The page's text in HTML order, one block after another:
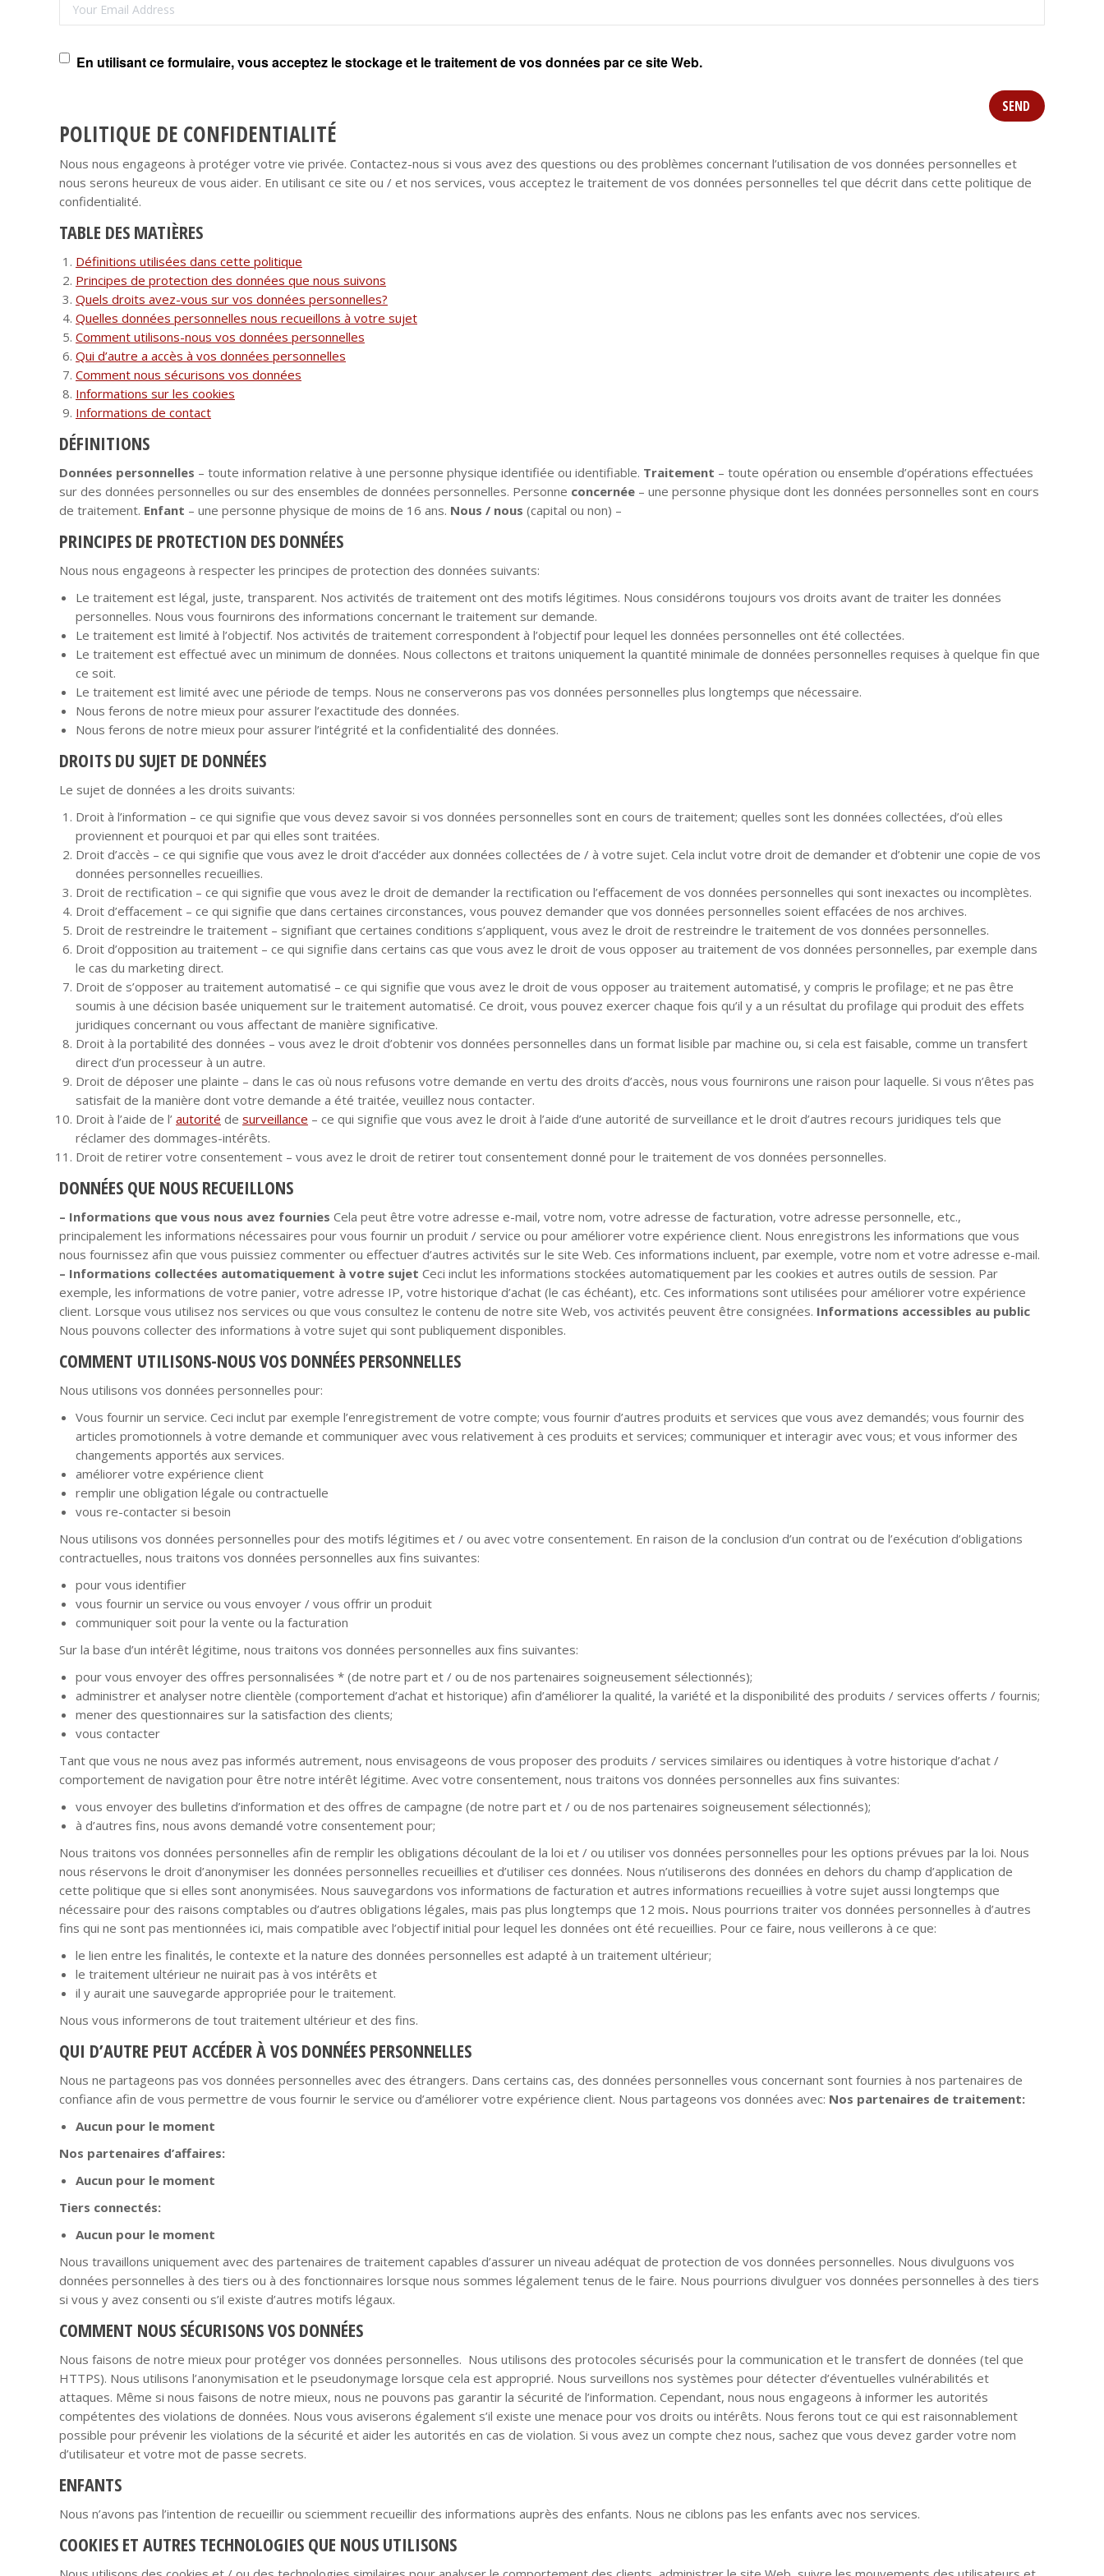
En utilisant ce formulaire, vous acceptez le stockage et le traitement de vos données par ce site Web.
POLITIQUE DE CONFIDENTIALITÉ
Nous nous engageons à protéger votre vie privée. Contactez-nous si vous avez des questions ou des problèmes concernant l’utilisation de vos données personnelles et
nous serons heureux de vous aider. En utilisant ce site ou / et nos services, vous acceptez le traitement de vos données personnelles tel que décrit dans cette politique de
confidentialité.
TABLE DES MATIÈRES
Définitions utilisées dans cette politique
Principes de protection des données que nous suivons
Quels droits avez-vous sur vos données personnelles?
Quelles données personnelles nous recueillons à votre sujet
Comment utilisons-nous vos données personnelles
Qui d’autre a accès à vos données personnelles
Comment nous sécurisons vos données
Informations sur les cookies
Informations de contact
DÉFINITIONS
Données personnelles – toute information relative à une personne physique identifiée ou identifiable. Traitement – toute opération ou ensemble d’opérations effectuées
sur des données personnelles ou sur des ensembles de données personnelles. Personne concernée – une personne physique dont les données personnelles sont en cours
de traitement. Enfant – une personne physique de moins de 16 ans. Nous / nous (capital ou non) –
PRINCIPES DE PROTECTION DES DONNÉES
Nous nous engageons à respecter les principes de protection des données suivants:
Le traitement est légal, juste, transparent. Nos activités de traitement ont des motifs légitimes. Nous considérons toujours vos droits avant de traiter les données
personnelles. Nous vous fournirons des informations concernant le traitement sur demande.
Le traitement est limité à l’objectif. Nos activités de traitement correspondent à l’objectif pour lequel les données personnelles ont été collectées.
Le traitement est effectué avec un minimum de données. Nous collectons et traitons uniquement la quantité minimale de données personnelles requises à quelque fin que
ce soit.
Le traitement est limité avec une période de temps. Nous ne conserverons pas vos données personnelles plus longtemps que nécessaire.
Nous ferons de notre mieux pour assurer l’exactitude des données.
Nous ferons de notre mieux pour assurer l’intégrité et la confidentialité des données.
DROITS DU SUJET DE DONNÉES
Le sujet de données a les droits suivants:
Droit à l’information – ce qui signifie que vous devez savoir si vos données personnelles sont en cours de traitement; quelles sont les données collectées, d’où elles
proviennent et pourquoi et par qui elles sont traitées.
Droit d’accès – ce qui signifie que vous avez le droit d’accéder aux données collectées de / à votre sujet. Cela inclut votre droit de demander et d’obtenir une copie de vos
données personnelles recueillies.
Droit de rectification – ce qui signifie que vous avez le droit de demander la rectification ou l’effacement de vos données personnelles qui sont inexactes ou incomplètes.
Droit d’effacement – ce qui signifie que dans certaines circonstances, vous pouvez demander que vos données personnelles soient effacées de nos archives.
Droit de restreindre le traitement – signifiant que certaines conditions s’appliquent, vous avez le droit de restreindre le traitement de vos données personnelles.
Droit d’opposition au traitement – ce qui signifie dans certains cas que vous avez le droit de vous opposer au traitement de vos données personnelles, par exemple dans
le cas du marketing direct.
Droit de s’opposer au traitement automatisé – ce qui signifie que vous avez le droit de vous opposer au traitement automatisé, y compris le profilage; et ne pas être
soumis à une décision basée uniquement sur le traitement automatisé. Ce droit, vous pouvez exercer chaque fois qu’il y a un résultat du profilage qui produit des effets
juridiques concernant ou vous affectant de manière significative.
Droit à la portabilité des données – vous avez le droit d’obtenir vos données personnelles dans un format lisible par machine ou, si cela est faisable, comme un transfert
direct d’un processeur à un autre.
Droit de déposer une plainte – dans le cas où nous refusons votre demande en vertu des droits d’accès, nous vous fournirons une raison pour laquelle. Si vous n’êtes pas
satisfait de la manière dont votre demande a été traitée, veuillez nous contacter.
Droit à l’aide de l’ autorité de surveillance – ce qui signifie que vous avez le droit à l’aide d’une autorité de surveillance et le droit d’autres recours juridiques tels que
réclamer des dommages-intérêts.
Droit de retirer votre consentement – vous avez le droit de retirer tout consentement donné pour le traitement de vos données personnelles.
DONNÉES QUE NOUS RECUEILLONS
– Informations que vous nous avez fournies Cela peut être votre adresse e-mail, votre nom, votre adresse de facturation, votre adresse personnelle, etc.,
principalement les informations nécessaires pour vous fournir un produit / service ou pour améliorer votre expérience client. Nous enregistrons les informations que vous
nous fournissez afin que vous puissiez commenter ou effectuer d’autres activités sur le site Web. Ces informations incluent, par exemple, votre nom et votre adresse e-mail.
– Informations collectées automatiquement à votre sujet Ceci inclut les informations stockées automatiquement par les cookies et autres outils de session. Par
exemple, les informations de votre panier, votre adresse IP, votre historique d’achat (le cas échéant), etc. Ces informations sont utilisées pour améliorer votre expérience
client. Lorsque vous utilisez nos services ou que vous consultez le contenu de notre site Web, vos activités peuvent être consignées. Informations accessibles au public
Nous pouvons collecter des informations à votre sujet qui sont publiquement disponibles.
COMMENT UTILISONS-NOUS VOS DONNÉES PERSONNELLES
Nous utilisons vos données personnelles pour:
Vous fournir un service. Ceci inclut par exemple l’enregistrement de votre compte; vous fournir d’autres produits et services que vous avez demandés; vous fournir des
articles promotionnels à votre demande et communiquer avec vous relativement à ces produits et services; communiquer et interagir avec vous; et vous informer des
changements apportés aux services.
améliorer votre expérience client
remplir une obligation légale ou contractuelle
vous re-contacter si besoin
Nous utilisons vos données personnelles pour des motifs légitimes et / ou avec votre consentement. En raison de la conclusion d’un contrat ou de l’exécution d’obligations
contractuelles, nous traitons vos données personnelles aux fins suivantes:
pour vous identifier
vous fournir un service ou vous envoyer / vous offrir un produit
communiquer soit pour la vente ou la facturation
Sur la base d’un intérêt légitime, nous traitons vos données personnelles aux fins suivantes:
pour vous envoyer des offres personnalisées * (de notre part et / ou de nos partenaires soigneusement sélectionnés);
administrer et analyser notre clientèle (comportement d’achat et historique) afin d’améliorer la qualité, la variété et la disponibilité des produits / services offerts / fournis;
mener des questionnaires sur la satisfaction des clients;
vous contacter
Tant que vous ne nous avez pas informés autrement, nous envisageons de vous proposer des produits / services similaires ou identiques à votre historique d’achat /
comportement de navigation pour être notre intérêt légitime. Avec votre consentement, nous traitons vos données personnelles aux fins suivantes:
vous envoyer des bulletins d’information et des offres de campagne (de notre part et / ou de nos partenaires soigneusement sélectionnés);
à d’autres fins, nous avons demandé votre consentement pour;
Nous traitons vos données personnelles afin de remplir les obligations découlant de la loi et / ou utiliser vos données personnelles pour les options prévues par la loi. Nous
nous réservons le droit d’anonymiser les données personnelles recueillies et d’utiliser ces données. Nous n’utiliserons des données en dehors du champ d’application de
cette politique que si elles sont anonymisées. Nous sauvegardons vos informations de facturation et autres informations recueillies à votre sujet aussi longtemps que
nécessaire pour des raisons comptables ou d’autres obligations légales, mais pas plus longtemps que 12 mois. Nous pourrions traiter vos données personnelles à d’autres
fins qui ne sont pas mentionnées ici, mais compatible avec l’objectif initial pour lequel les données ont été recueillies. Pour ce faire, nous veillerons à ce que:
le lien entre les finalités, le contexte et la nature des données personnelles est adapté à un traitement ultérieur;
le traitement ultérieur ne nuirait pas à vos intérêts et
il y aurait une sauvegarde appropriée pour le traitement.
Nous vous informerons de tout traitement ultérieur et des fins.
QUI D’AUTRE PEUT ACCÉDER À VOS DONNÉES PERSONNELLES
Nous ne partageons pas vos données personnelles avec des étrangers. Dans certains cas, des données personnelles vous concernant sont fournies à nos partenaires de
confiance afin de vous permettre de vous fournir le service ou d’améliorer votre expérience client. Nous partageons vos données avec: Nos partenaires de traitement:
Aucun pour le moment
Nos partenaires d’affaires:
Aucun pour le moment
Tiers connectés:
Aucun pour le moment
Nous travaillons uniquement avec des partenaires de traitement capables d’assurer un niveau adéquat de protection de vos données personnelles. Nous divulguons vos
données personnelles à des tiers ou à des fonctionnaires lorsque nous sommes légalement tenus de le faire. Nous pourrions divulguer vos données personnelles à des tiers
si vous y avez consenti ou s’il existe d’autres motifs légaux.
COMMENT NOUS SÉCURISONS VOS DONNÉES
Nous faisons de notre mieux pour protéger vos données personnelles. Nous utilisons des protocoles sécurisés pour la communication et le transfert de données (tel que
HTTPS). Nous utilisons l’anonymisation et le pseudonymage lorsque cela est approprié. Nous surveillons nos systèmes pour détecter d’éventuelles vulnérabilités et
attaques. Même si nous faisons de notre mieux, nous ne pouvons pas garantir la sécurité de l’information. Cependant, nous nous engageons à informer les autorités
compétentes des violations de données. Nous vous aviserons également s’il existe une menace pour vos droits ou intérêts. Nous ferons tout ce qui est raisonnablement
possible pour prévenir les violations de la sécurité et aider les autorités en cas de violation. Si vous avez un compte chez nous, sachez que vous devez garder votre nom
d’utilisateur et votre mot de passe secrets.
ENFANTS
Nous n’avons pas l’intention de recueillir ou sciemment recueillir des informations auprès des enfants. Nous ne ciblons pas les enfants avec nos services.
COOKIES ET AUTRES TECHNOLOGIES QUE NOUS UTILISONS